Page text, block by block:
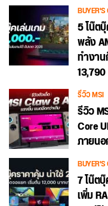
BUYER'S
5 โน๊ต
พลัง
ทำงา
รีวิว MSI
รีวิว
Core
ภายนอ
BUYER'S
7 โน๊ต
เพิ่ม